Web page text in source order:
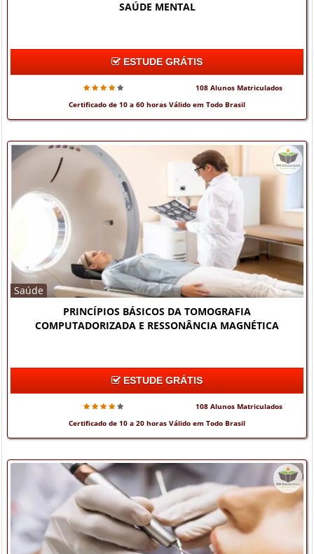
SAÚDE MENTAL
ESTUDE GRÁTIS
108 Alunos Matriculados
Certificado de 10 a 60 horas Válido em Todo Brasil
Saúde
PRINCÍPIOS BÁSICOS DA TOMOGRAFIA
COMPUTADORIZADA E RESSONÂNCIA MAGNÉTICA
ESTUDE GRÁTIS
108 Alunos Matriculados
Certificado de 10 a 20 horas Válido em Todo Brasil